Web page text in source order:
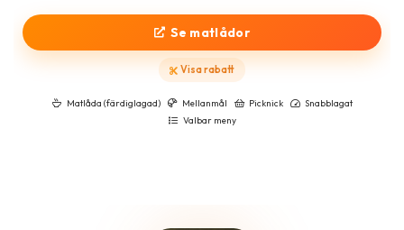
Se matlådor
Visa rabatt
Matlåda (färdiglagad) Mellanmål Picknick
Snabblagat
Valbar meny